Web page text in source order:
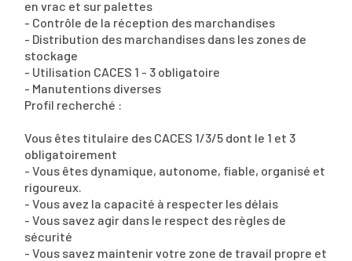
en vrac et sur palettes
- Contrôle de la réception des marchandises
- Distribution des marchandises dans les zones de
stockage
- Utilisation CACES 1 - 3 obligatoire
- Manutentions diverses
Profil recherché :
Vous êtes titulaire des CACES 1/3/5 dont le 1 et 3
obligatoirement
- Vous êtes dynamique, autonome, fiable, organisé et
rigoureux.
- Vous avez la capacité à respecter les délais
- Vous savez agir dans le respect des règles de
sécurité
- Vous savez maintenir votre zone de travail propre et